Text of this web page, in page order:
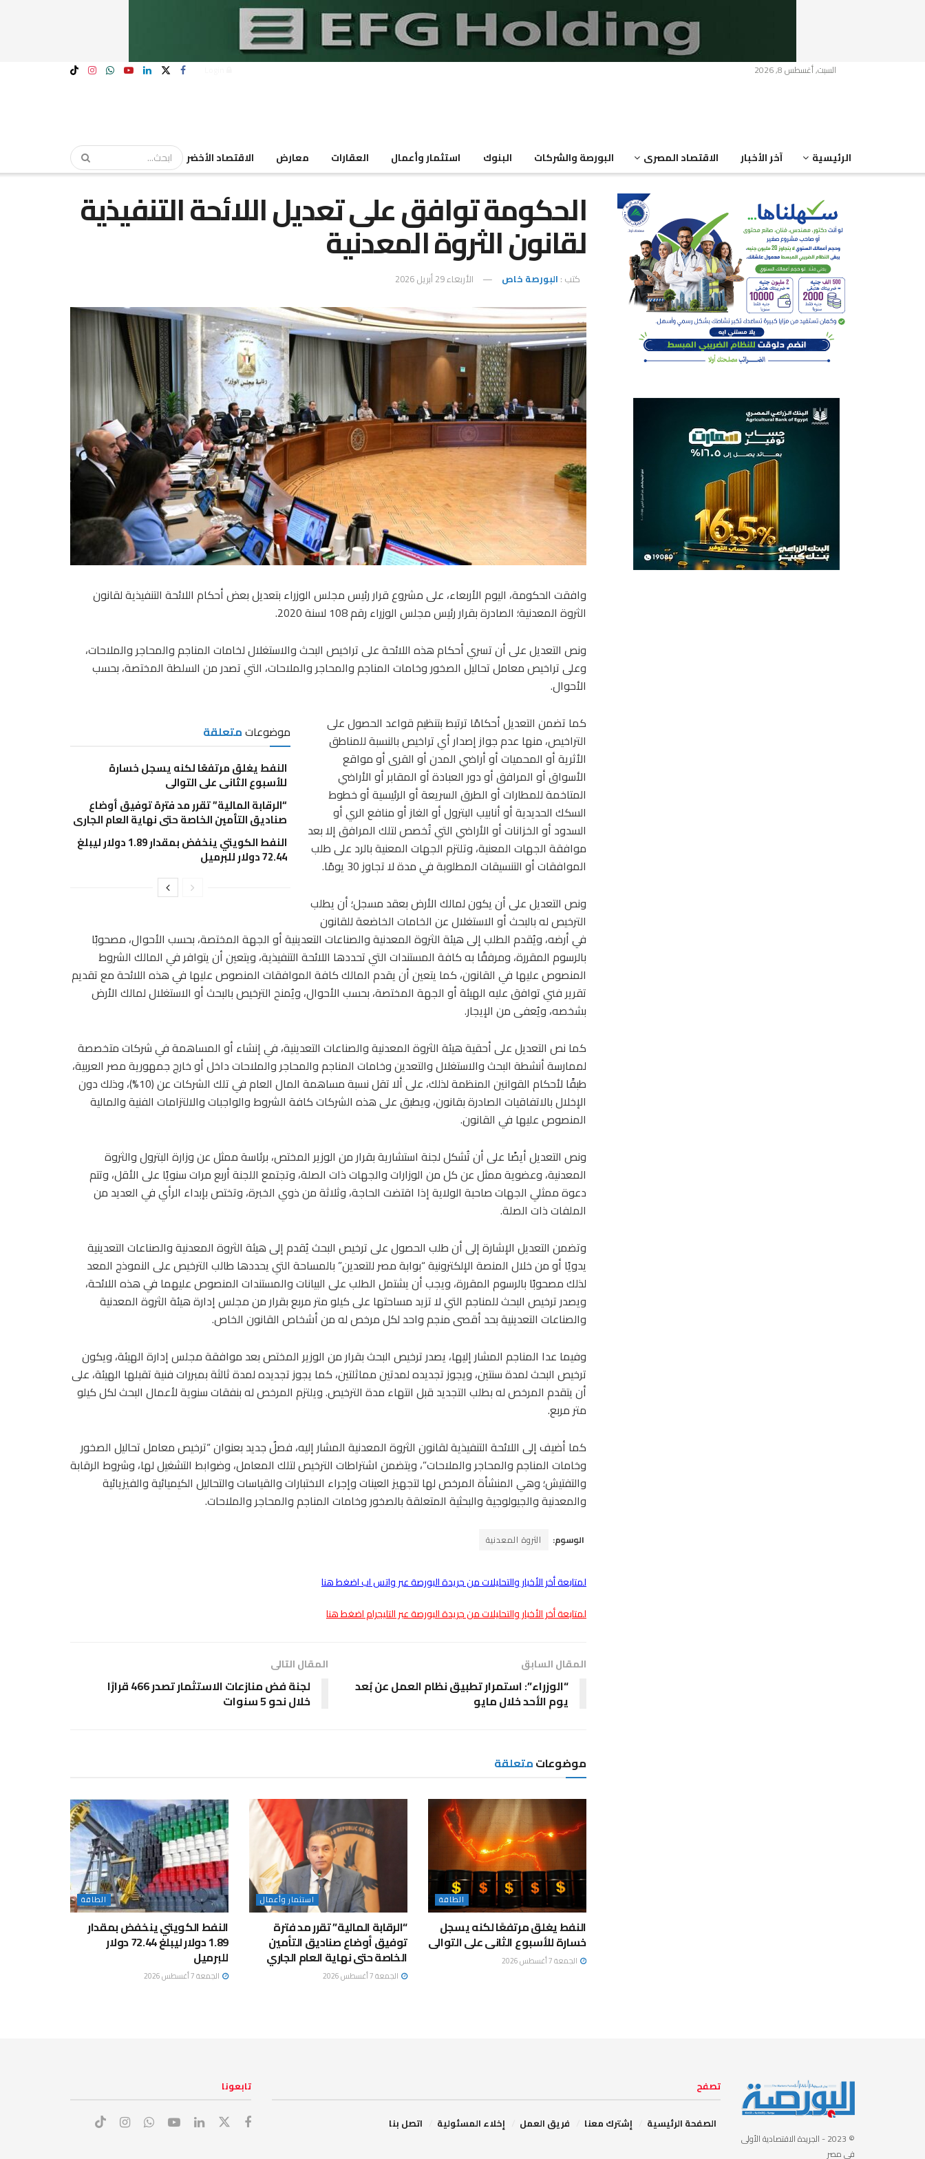
السبت, أغسطس 8, 2026
الرئيسية آخر الأخبار الاقتصاد المصرى البورصة والشركات البنوك استثمار وأعمال العقارات معارض الاقتصاد الأخضر
الحكومة توافق على تعديل اللائحة التنفيذية
لقانون الثروة المعدنية
كتب : البورصة خاص الأربعاء 29 أبريل 2026
وافقت الحكومة، اليوم الأربعاء، على مشروع قرار رئيس مجلس الوزراء بتعديل بعض أحكام اللائحة التنفيذية لقانون
الثروة المعدنية؛ الصادرة بقرار رئيس مجلس الوزراء رقم 108 لسنة 2020.
ونص التعديل على أن تسري أحكام هذه اللائحة على تراخيص البحث والاستغلال لخامات المناجم والمحاجر والملاحات،
وعلى تراخيص معامل تحاليل الصخور وخامات المناجم والمحاجر والملاحات، التي تصدر من السلطة المختصة، بحسب
الأحوال.
موضوعاتمتعلقة
النفط يغلق مرتفعًا لكنه يسجل خسارة
للأسبوع الثانى على التوالى
“الرقابة المالية” تقرر مد فترة توفيق أوضاع
صناديق التأمين الخاصة حتى نهاية العام الجاري
النفط الكويتي ينخفض بمقدار 1.89 دولار ليبلغ
72.44 دولار للبرميل
كما تضمن التعديل أحكامًا ترتبط بتنظيم قواعد الحصول على
التراخيص، منها عدم جواز إصدار أي تراخيص بالنسبة للمناطق
الأثرية أو المحميات أو أراضي المدن أو القرى أو مواقع
الأسواق أو المرافق أو دور العبادة أو المقابر أو الأراضي
المتاخمة للمطارات أو الطرق السريعة أو الرئيسية أو خطوط
السكك الحديدية أو أنابيب البترول أو الغاز أو منافع الري أو
السدود أو الخزانات أو الأراضي التي تُخصص لتلك المرافق إلا بعد
موافقة الجهات المعنية، وتلتزم الجهات المعنية بالرد على طلب
الموافقات أو التنسيقات المطلوبة في مدة لا تجاوز 30 يومًا.
ونص التعديل على أن يكون لمالك الأرض بعقد مسجل؛ أن يطلب
الترخيص له بالبحث أو الاستغلال عن الخامات الخاضعة للقانون
في أرضه، ويُقدم الطلب إلى هيئة الثروة المعدنية والصناعات التعدينية أو الجهة المختصة، بحسب الأحوال، مصحوبًا
بالرسوم المقررة، ومرفقًا به كافة المستندات التي تحددها اللائحة التنفيذية، ويتعين أن يتوافر في المالك الشروط
المنصوص عليها في القانون، كما يتعين أن يقدم المالك كافة الموافقات المنصوص عليها في هذه اللائحة مع تقديم
تقرير فني توافق عليه الهيئة أو الجهة المختصة، بحسب الأحوال، ويُمنح الترخيص بالبحث أو الاستغلال لمالك الأرض
بشخصه، ويُعفى من الإيجار.
كما نص التعديل على أحقية هيئة الثروة المعدنية والصناعات التعدينية، في إنشاء أو المساهمة في شركات متخصصة
لممارسة أنشطة البحث والاستغلال والتعدين وخامات المناجم والمحاجر والملاحات داخل أو خارج جمهورية مصر العربية،
طبقًا لأحكام القوانين المنظمة لذلك، على ألا تقل نسبة مساهمة المال العام في تلك الشركات عن (10%)، وذلك دون
الإخلال بالاتفاقيات الصادرة بقانون، ويطبق على هذه الشركات كافة الشروط والواجبات والالتزامات الفنية والمالية
المنصوص عليها في القانون.
ونص التعديل أيضًا على أن تُشكل لجنة استشارية بقرار من الوزير المختص، برئاسة ممثل عن وزارة البترول والثروة
المعدنية، وعضوية ممثل عن كل من الوزارات والجهات ذات الصلة، وتجتمع اللجنة أربع مرات سنويًا على الأقل، وتتم
دعوة ممثلي الجهات صاحبة الولاية إذا اقتضت الحاجة، وثلاثة من ذوي الخبرة، وتختص بإبداء الرأي في العديد من
الملفات ذات الصلة.
وتضمن التعديل الإشارة إلى أن طلب الحصول على ترخيص البحث يُقدم إلى هيئة الثروة المعدنية والصناعات التعدينية
يدويًا أو من خلال المنصة الإلكترونية “بوابة مصر للتعدين” بالمساحة التي يحددها طالب الترخيص على النموذج المعد
لذلك مصحوبًا بالرسوم المقررة، ويجب أن يشتمل الطلب على البيانات والمستندات المنصوص عليهما في هذه اللائحة،
ويصدر ترخيص البحث للمناجم التي لا تزيد مساحتها على كيلو متر مربع بقرار من مجلس إدارة هيئة الثروة المعدنية
والصناعات التعدينية بحد أقصى منجم واحد لكل مرخص له من أشخاص القانون الخاص.
وفيما عدا المناجم المشار إليها، يصدر ترخيص البحث بقرار من الوزير المختص بعد موافقة مجلس إدارة الهيئة، ويكون
ترخيص البحث لمدة سنتين، ويجوز تجديده لمدتين مماثلتين، كما يجوز تجديده لمدة ثالثة بمبررات فنية تقبلها الهيئة، على
أن يتقدم المرخص له بطلب التجديد قبل انتهاء مدة الترخيص. ويلتزم المرخص له بنفقات سنوية لأعمال البحث لكل كيلو
متر مربع.
كما أضيف إلى اللائحة التنفيذية لقانون الثروة المعدنية المشار إليه، فصلٌ جديد بعنوان “ترخيص معامل تحاليل الصخور
وخامات المناجم والمحاجر والملاحات”، ويتضمن اشتراطات الترخيص لتلك المعامل، وضوابط التشغيل لها، وشروط الرقابة
والتفتيش؛ وهي المنشأة المرخص لها لتجهيز العينات وإجراء الاختبارات والقياسات والتحاليل الكيميائية والفيزيائية
والمعدنية والجيولوجية والبحثية المتعلقة بالصخور وخامات المناجم والمحاجر والملاحات.
الوسوم: الثروة المعدنية
لمتابعة أخر الأخبار والتحليلات من جريدة البورصة عبر واتس اب اضغط هنا
لمتابعة أخر الأخبار والتحليلات من جريدة البورصة عبر التليجرام اضغط هنا
المقال السابق
“الوزراء”: استمرار تطبيق نظام العمل عن بُعد
يوم الأحد خلال مايو
المقال التالى
لجنة فض منازعات الاستثمار تصدر 466 قرارًا
خلال نحو 5 سنوات
موضوعاتمتعلقة
الطاقة
النفط يغلق مرتفعًا لكنه يسجل
خسارة للأسبوع الثانى على التوالى
الجمعة 7 أغسطس 2026
استثمار وأعمال
“الرقابة المالية” تقرر مد فترة
توفيق أوضاع صناديق التأمين
الخاصة حتى نهاية العام الجاري
الجمعة 7 أغسطس 2026
الطاقة
النفط الكويتي ينخفض بمقدار
1.89 دولار ليبلغ 72.44 دولار
للبرميل
الجمعة 7 أغسطس 2026
© 2023
- الجريدة الاقتصادية الأولى
في مصر
تصفح
الصفحة الرئيسية إشترك معنا فريق العمل إخلاء المسئولية اتصل بنا
تابعونا